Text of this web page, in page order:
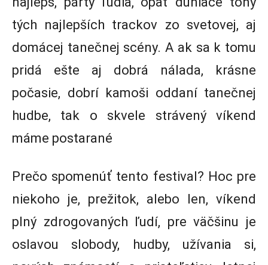
tých najlepších trackov zo svetovej, aj
domácej tanečnej scény. A ak sa k tomu
pridá ešte aj dobrá nálada, krásne
počasie, dobrí kamoši oddaní tanečnej
hudbe, tak o skvele strávený víkend
máme postarané
Prečo spomenúť tento festival? Hoc pre
niekoho je, prežitok, alebo len, víkend
plný zdrogovaných ľudí, pre väčšinu je
oslavou slobody, hudby, užívania si,